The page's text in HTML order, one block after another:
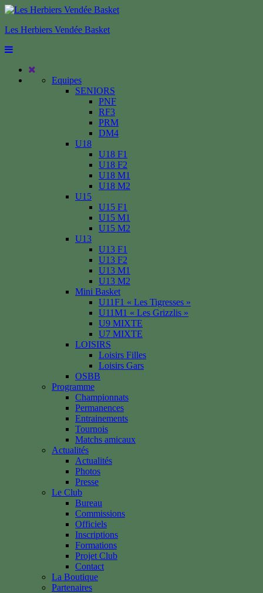
Les Herbiers Vendée Basket
Equipes
SENIORS
PNF
RF3
PRM
DM4
U18
U18 F1
U18 F2
U18 M1
U18 M2
U15
U15 F1
U15 M1
U15 M2
U13
U13 F1
U13 F2
U13 M1
U13 M2
Mini Basket
U11F1 « Les Tigresses »
U11M1 « Les Grizzlis »
U9 MIXTE
U7 MIXTE
LOISIRS
Loisirs Filles
Loisirs Gars
OSBB
Programme
Championnats
Permanences
Entrainements
Tournois
Matchs amicaux
Actualités
Actualités
Photos
Presse
Le Club
Bureau
Commissions
Officiels
Inscriptions
Formations
Projet Club
Contact
La Boutique
Partenaires